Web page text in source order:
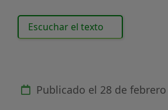
Escuchar el texto
Publicado el 28 de